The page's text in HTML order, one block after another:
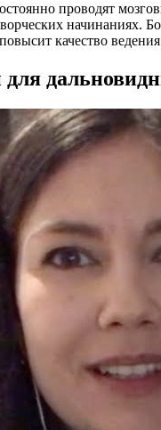
проводят
начинаниях.
качество